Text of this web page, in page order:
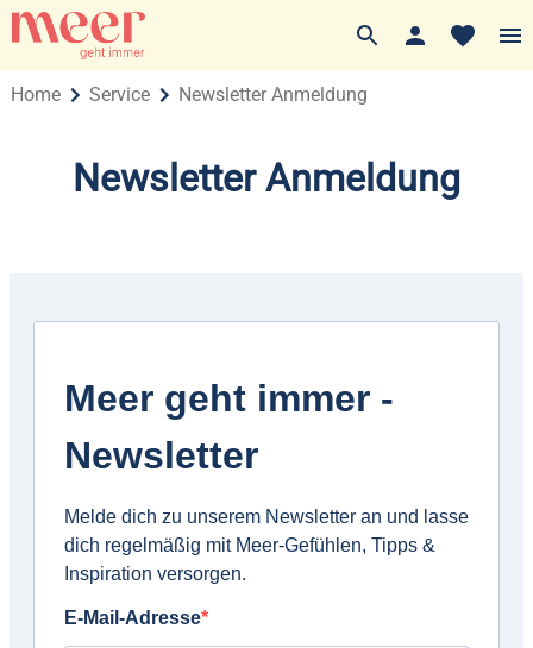
Home Service Newsletter Anmeldung
Newsletter Anmeldung